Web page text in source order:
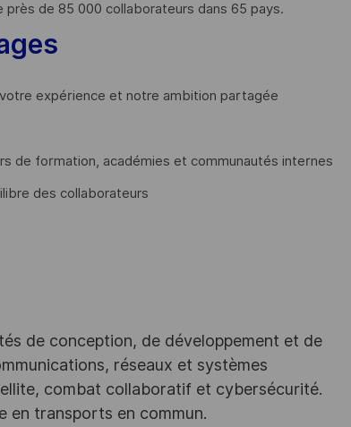
de 85 000 collaborateurs dans 65 pays.
expérience et notre ambition partagée
de formation, académies et communautés internes
des collaborateurs
de conception, de développement et de
réseaux et systèmes
combat collaboratif et cybersécurité.
en transports en commun.